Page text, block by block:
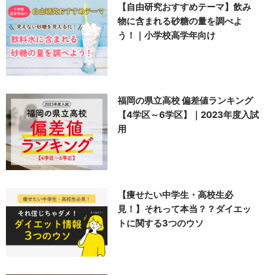
【自由研究おすすめテーマ】飲み
物に含まれる砂糖の量を調べよ
う！｜小学校高学年向け
福岡の県立高校 偏差値ランキング
【4学区～6学区】｜2023年度入試
用
【痩せたい中学生・高校生必
見！】それって本当？？ダイエッ
トに関する3つのウソ